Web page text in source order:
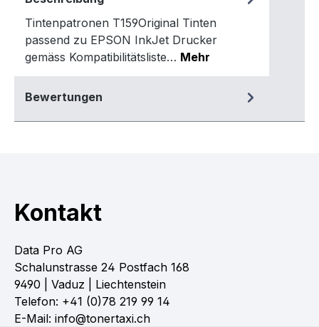
Tintenpatronen T159Original Tinten
passend zu EPSON InkJet Drucker
gemäss Kompatibilitätsliste… Mehr
Bewertungen
Kontakt
Data Pro AG
Schalunstrasse 24 Postfach 168
9490 | Vaduz | Liechtenstein
Telefon: +41 (0)78 219 99 14
E-Mail: info@tonertaxi.ch